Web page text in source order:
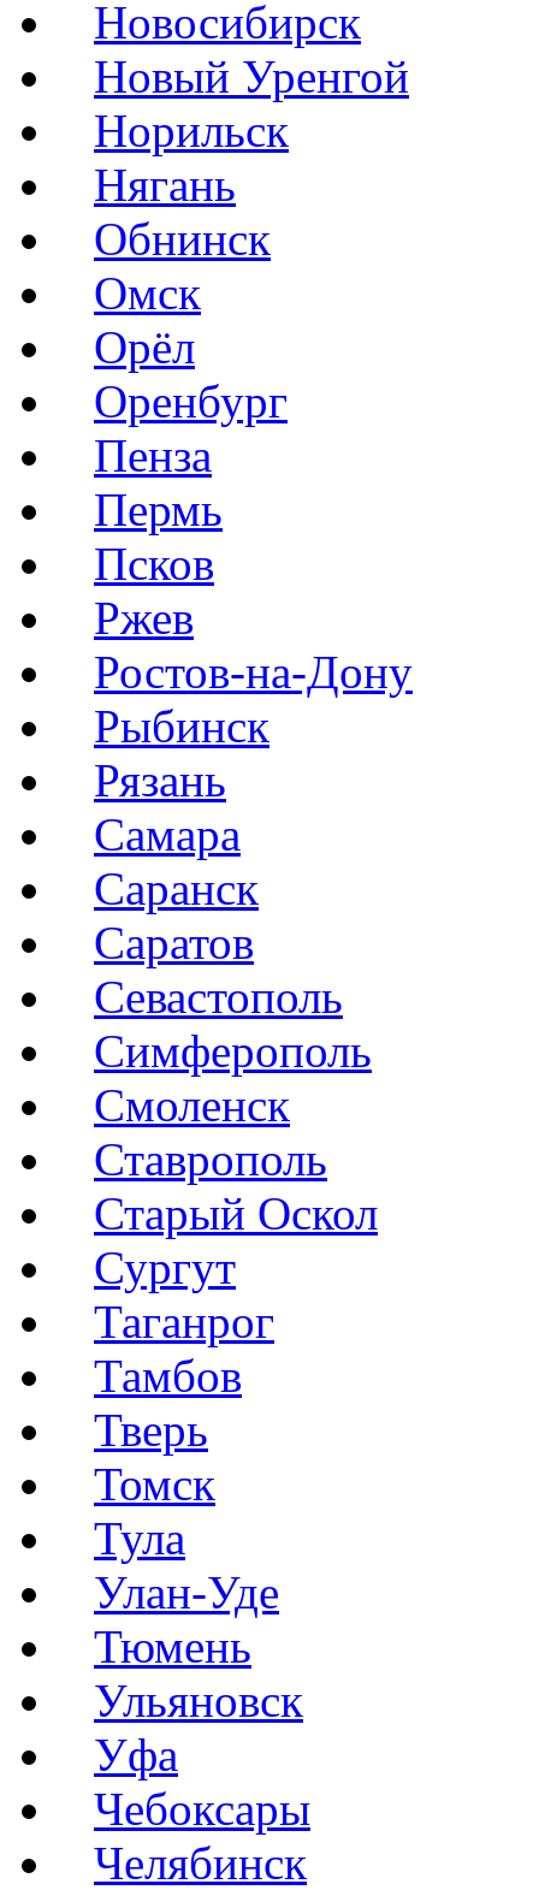
Новосибирск
Новый Уренгой
Норильск
Нягань
Обнинск
Омск
Орёл
Оренбург
Пенза
Пермь
Псков
Ржев
Ростов-на-Дону
Рыбинск
Рязань
Самара
Саранск
Саратов
Севастополь
Симферополь
Смоленск
Ставрополь
Старый Оскол
Сургут
Таганрог
Тамбов
Тверь
Томск
Тула
Улан-Уде
Тюмень
Ульяновск
Уфа
Чебоксары
Челябинск